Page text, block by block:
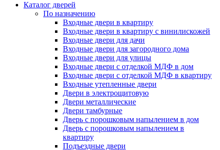
Каталог дверей
По назначению
Входные двери в квартиру
Входные двери в квартиру с винилискожей
Входные двери для дачи
Входные двери для загородного дома
Входные двери для улицы
Входные двери с отделкой МДФ в дом
Входные двери с отделкой МДФ в квартиру
Входные утепленные двери
Двери в электрощитовую
Двери металлические
Двери тамбурные
Дверь с порошковым напылением в дом
Дверь с порошковым напылением в
квартиру
Подъездные двери